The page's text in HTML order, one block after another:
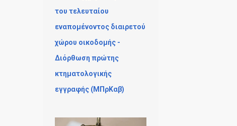
του τελευταίου
εναπομένοντος διαιρετού
χώρου οικοδομής -
Διόρθωση πρώτης
κτηματολογικής
εγγραφής (ΜΠρΚαβ)